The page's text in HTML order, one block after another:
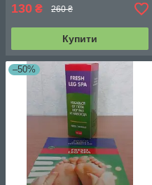
130 ₴ 260 ₴
Купити
–50%